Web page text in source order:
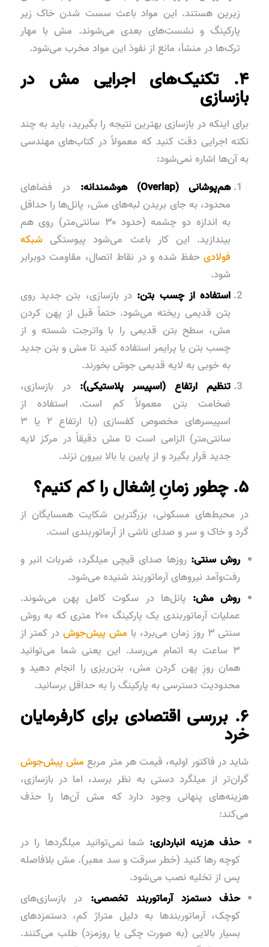
زیرین هستند. این مواد باعث سست شدن خاک زیر
پارکینگ و نشست‌های بعدی می‌شوند. مش با مهار
ترک‌ها در منشأ، مانع از نفوذ این مواد مخرب می‌شود.
۴. تکنیک‌های اجرایی مش در
بازسازی
برای اینکه در بازسازی بهترین نتیجه را بگیرید، باید به چند
نکته اجرایی دقت کنید که معمولاً در کتاب‌های مهندسی
به آن‌ها اشاره نمی‌شود:
هم‌پوشانی (Overlap) هوشمندانه:
در فضاهای
محدود، به جای بریدن لبه‌های مش، پانل‌ها را حداقل
به اندازه دو چشمه (حدود ۳۰ سانتی‌متر) روی هم
بیندازید. این کار باعث می‌شود پیوستگیشبکه
فولادیحفظ شده و در نقاط اتصال، مقاومت دوبرابر
شود.
استفاده از چسب بتن: در بازسازی، بتن جدید روی
بتن قدیمی ریخته می‌شود. حتماً قبل از پهن کردن
مش، سطح بتن قدیمی را با واترجت شسته و از
چسب بتن یا پرایمر استفاده کنید تا مش و بتن جدید
به خوبی به لایه قدیمی جوش بخورند.
تنظیم ارتفاع (اسپیسر پلاستیکی): در بازسازی،
ضخامت بتن معمولاً کم است. استفاده از
اسپیسرهای مخصوص کفسازی (با ارتفاع ۲ یا ۳
سانتی‌متر) الزامی است تا مش دقیقاً در مرکز لایه
جدید قرار بگیرد و از پایین یا بالا بیرون نزند.
۵. چطور زمانِ اِشغال را کم کنیم؟
در محیط‌های مسکونی، بزرگترین شکایت همسایگان از
گرد و خاک و سر و صدای ناشی از آرماتوربندی است.
روش سنتی: روزها صدای قیچی میلگرد، ضربات انبر و
رفت‌وآمد نیروهای آرماتوربند شنیده می‌شود.
روش مش: پانل‌ها در سکوت کامل پهن می‌شوند.
عملیات آرماتوربندی یک پارکینگ ۲۰۰ متری که به روش
سنتی ۳ روز زمان می‌برد، با
مش پیش‌جوشدر کمتر از
۳ ساعت به اتمام می‌رسد. این یعنی شما می‌توانید
همان روزِ پهن کردن مش، بتن‌ریزی را انجام دهید و
محدودیت دسترسی به پارکینگ را به حداقل برسانید.
۶. بررسی اقتصادی برای کارفرمایان
خرد
شاید در فاکتور اولیه، قیمت هر متر مربع مش پیش‌جوش
گران‌تر از میلگرد دستی به نظر برسد، اما در بازسازی،
هزینه‌های پنهانی وجود دارد که مش آن‌ها را حذف
می‌کند:
حذف هزینه انبارداری: شما نمی‌توانید میلگردها را در
کوچه رها کنید (خطر سرقت و سد معبر). مش بلافاصله
پس از تخلیه نصب می‌شود.
حذف دستمزد آرماتوربند تخصصی: در بازسازی‌های
کوچک، آرماتوربندها به دلیل متراژ کم، دستمزدهای
بسیار بالایی (به صورت چکی یا روزمزد) طلب می‌کنند.